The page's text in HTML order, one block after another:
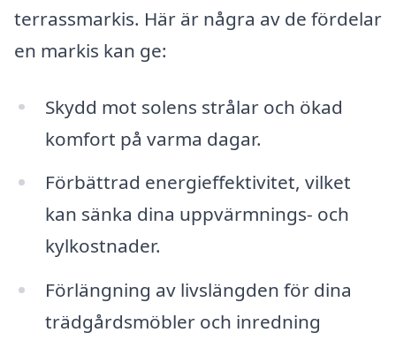
terrassmarkis. Här är några av de fördelar
en markis kan ge:
Skydd mot solens strålar och ökad
komfort på varma dagar.
Förbättrad energieffektivitet, vilket
kan sänka dina uppvärmnings- och
kylkostnader.
Förlängning av livslängden för dina
trädgårdsmöbler och inredning